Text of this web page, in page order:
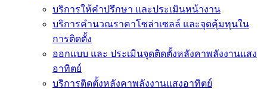
บริการให้คำปรึกษา และประเมินหน้างาน
บริการคำนวณราคาโซล่าเซลล์ และจุดคุ้มทุนใน
การติดตั้ง
ออกแบบ และ ประเมินจุดติดตั้งหลังคาพลังงานแสง
อาทิตย์
บริการติดตั้งหลังคาพลังงานแสงอาทิตย์